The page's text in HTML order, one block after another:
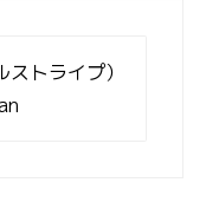
トライプ）